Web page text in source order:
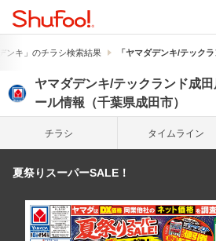
ンキ」のチラシ検索結果 「ヤマダデンキ/テック
ヤマダデンキ/テックランド成
ール情報（千葉県成田市）
チラシ タイム ライン
夏祭りスーパーSALE！